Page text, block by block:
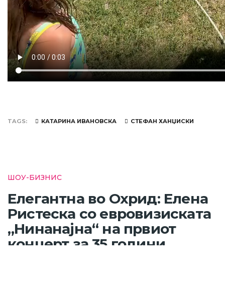
TAGS КАТАРИНА ИВАНОВСКА СТЕФАН ХАНЏИСКИ
ШОУ-БИЗНИС
Елегантна во Охрид: Елена
Ристеска со евровизиската
„Нинанајна“ на првиот
концерт за 35 години